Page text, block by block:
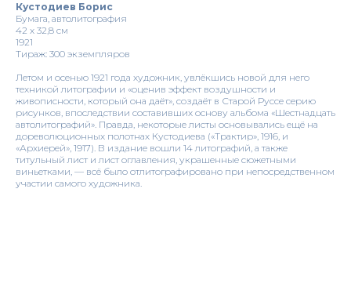
Кустодиев Борис
Бумага, автолитография
42 х 32,8 см
1921
Тираж: 300 экземпляров
Летом и осенью 1921 года художник, увлёкшись новой для него
техникой литографии и «оценив эффект воздушности и
живописности, который она даёт», создаёт в Старой Руссе серию
рисунков, впоследствии составивших основу альбома «Шестнадцать
автолитографий». Правда, некоторые листы основывались ещё на
дореволюционных полотнах Кустодиева («Трактир», 1916, и
«Архиерей», 1917). В издание вошли 14 литографий, а также
титульный лист и лист оглавления, украшенные сюжетными
виньетками, — всё было отлитографировано при непосредственном
участии самого художника.